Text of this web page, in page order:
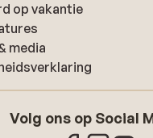
op vakantie
media
Volg ons op Social